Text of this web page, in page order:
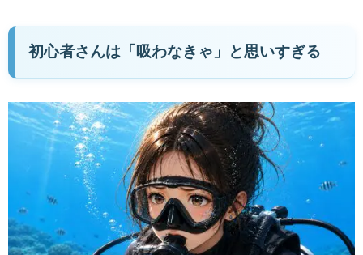
初心者さんは「吸わなきゃ」と思いすぎる